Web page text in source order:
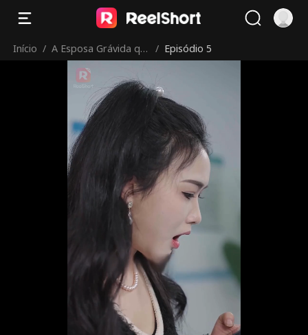
Início / A Esposa Grávida qu
e Parte, O CEO Arrep
/ Episódio 5